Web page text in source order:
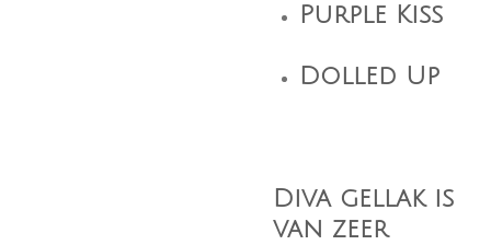
Purple Kiss
Dolled Up
Diva gellak is
van zeer